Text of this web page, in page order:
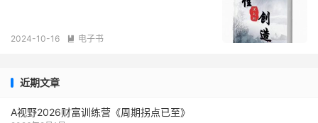
2024-10-16  电子书
近期文章
A视野2026财富训练营《周期拐点已至》